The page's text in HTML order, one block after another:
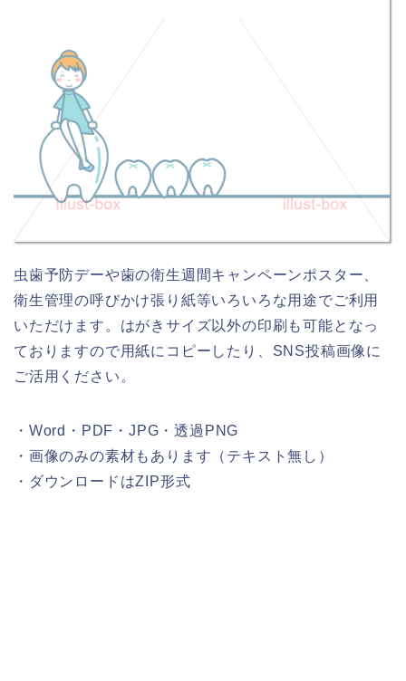
虫歯予防デーや歯の衛生週間キャンペーンポスター、
衛生管理の呼びかけ張り紙等いろいろな用途でご利用
いただけます。はがきサイズ以外の印刷も可能となっ
ておりますので用紙にコピーしたり、SNS投稿画像に
ご活用ください。
・Word・PDF・JPG・透過PNG
・画像のみの素材もあります（テキスト無し）
・ダウンロードはZIP形式